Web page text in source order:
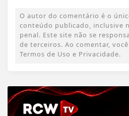
O autor do comentário é o
conteúdo publicado, inclusive
penal. Este site não se
de terceiros. Ao comentar,
Termos de Uso e Privacidade.